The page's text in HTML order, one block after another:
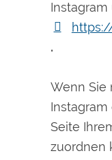
Instagram
.
Wenn Sie
Seite
zuordnen